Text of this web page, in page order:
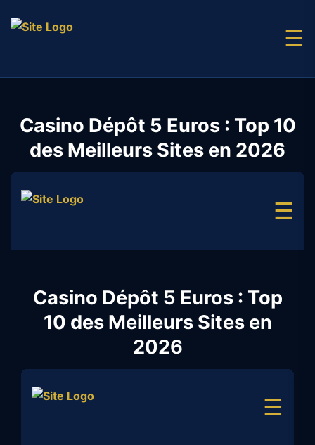
☰
Casino Dépôt 5 Euros : Top 10
des Meilleurs Sites en 2026